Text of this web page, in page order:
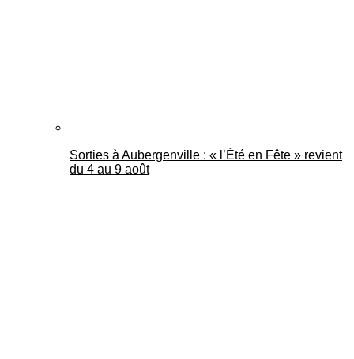
Sorties à Aubergenville : « l’Été en Fête » revient
du 4 au 9 août